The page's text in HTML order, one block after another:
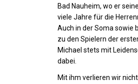
Bad Nauheim, wo er
viele Jahre für die
Auch in der Soma sowie
zu den Spielern der
Michael stets mit
dabei.
Mit ihm verlieren wir